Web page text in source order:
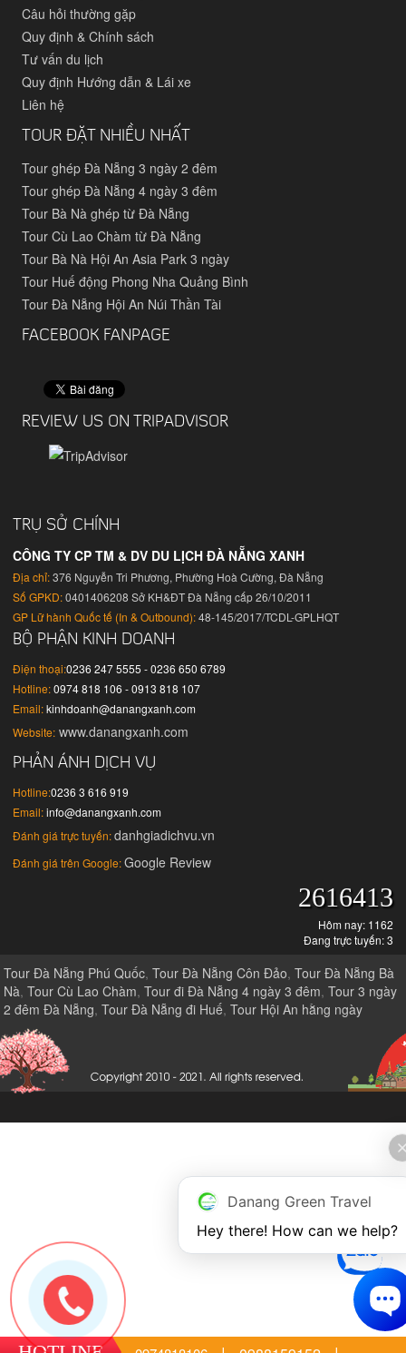
Câu hỏi thường gặp
Quy định & Chính sách
Tư vấn du lịch
Quy định Hướng dẫn & Lái xe
Liên hệ
TOUR ĐẶT NHIỀU NHẤT
Tour ghép Đà Nẵng 3 ngày 2 đêm
Tour ghép Đà Nẵng 4 ngày 3 đêm
Tour Bà Nà ghép từ Đà Nẵng
Tour Cù Lao Chàm từ Đà Nẵng
Tour Bà Nà Hội An Asia Park 3 ngày
Tour Huế động Phong Nha Quảng Bình
Tour Đà Nẵng Hội An Núi Thần Tài
FACEBOOK FANPAGE
REVIEW US ON TRIPADVISOR
TRỤ SỞ CHÍNH
CÔNG TY CP TM & DV DU LỊCH ĐÀ NẴNG XANH
Địa chỉ:376 Nguyễn Tri Phương, Phường Hoà Cường, Đà Nẵng
Số GPKD:0401406208 Sở KH&ĐT Đà Nẵng cấp 26/10/2011
GP Lữ hành Quốc tế (In & Outbound):48-145/2017/TCDL-GPLHQT
BỘ PHẬN KINH DOANH
Điện thoại:0236 247 5555 - 0236 650 6789
Hotline: 0974 818 106 - 0913 818 107
Email: kinhdoanh@danangxanh.com
Website: www.danangxanh.com
PHẢN ÁNH DỊCH VỤ
Hotline:0236 3 616 919
Email: info@danangxanh.com
Đánh giá trực tuyến:danhgiadichvu.vn
Đánh giá trên Google: Google Review
2616413
Hôm nay: 1162
Đang trực tuyến: 3
Tour Đà Nẵng Phú Quốc,Tour Đà Nẵng Côn Đảo,Tour Đà Nẵng Bà
Nà,Tour Cù Lao Chàm,Tour đi Đà Nẵng 4 ngày 3 đêm,Tour 3 ngày
2 đêm Đà Nẵng,Tour Đà Nẵng đi Huế,Tour Hội An hằng ngày
Danang Green Travel
Hey there! How can we help?